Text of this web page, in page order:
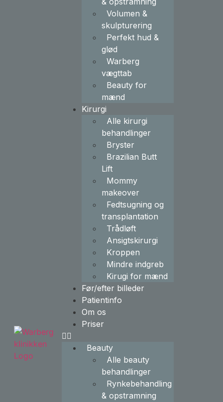
Volumen &
skulpturering
Perfekt hud &
glød
Warberg
vægttab
Beauty for
mænd
Kirurgi
Alle kirurgi
behandlinger
Bryster
Brazilian Butt
Lift
Mommy
makeover
Fedtsugning og
transplantation
Trådløft
Ansigtskirurgi
Kroppen
Mindre indgreb
Kirugi for mænd
Før/efter billeder
Patientinfo
Om os
Priser
Beauty
Alle beauty
behandlinger
Rynkebehandling
& opstramning